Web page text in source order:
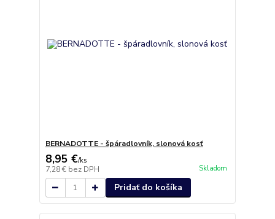
BERNADOTTE - špáradlovník, slonová kosť
8,95 €/ks
7,28 € bez DPH Skladom
Pridať do košíka